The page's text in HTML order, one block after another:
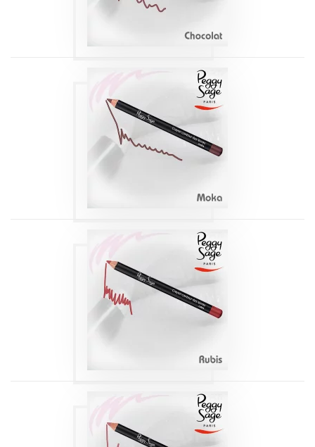
Produits
CONTOUR DES
LÈVRES MOKA 113
1,14G
CONTOUR DES
LÈVRES RUBIS 114
1,14G
CONTOUR DES